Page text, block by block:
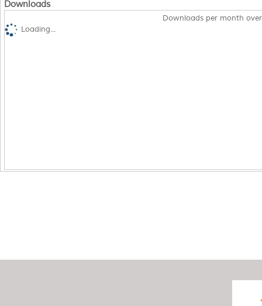
Downloads
Downloads per month
Loading...